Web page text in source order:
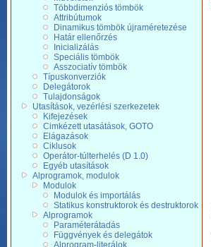
Többdimenziós tömbök
Attribútumok
Dinamikus tömbök újraméretezése
Határ ellenőrzés
Inicializálás
Speciális tömbök
Asszociatív tömbök
Típuskonverziók
Delegátorok
Tulajdonságok
Utasítások, vezérlési szerkezetek
Kifejezések
Cimkézett utasátások, GOTO
Elágazások
Ciklusok
Operátor-túlterhelés (D 1.0)
Egyéb utasítások
Alprogramok, modulok
Modulok
Modulok és importálás
Statikus konstruktorok és destruktorok
Alprogramok
Paraméterátadás
Függvények és delegátok
Alprogram-literálok